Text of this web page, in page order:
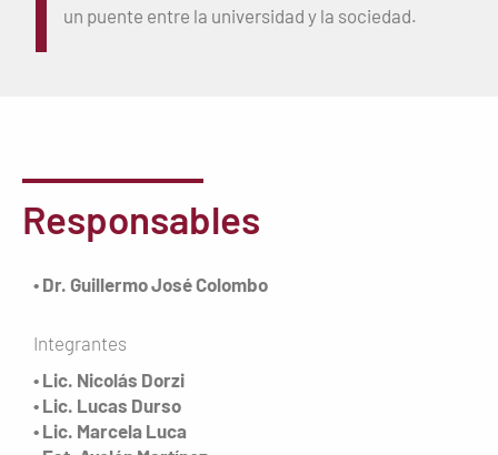
un puente entre la universidad y la sociedad.
Responsables
• Dr. Guillermo José Colombo
Integrantes
• Lic. Nicolás Dorzi
• Lic. Lucas Durso
• Lic. Marcela Luca